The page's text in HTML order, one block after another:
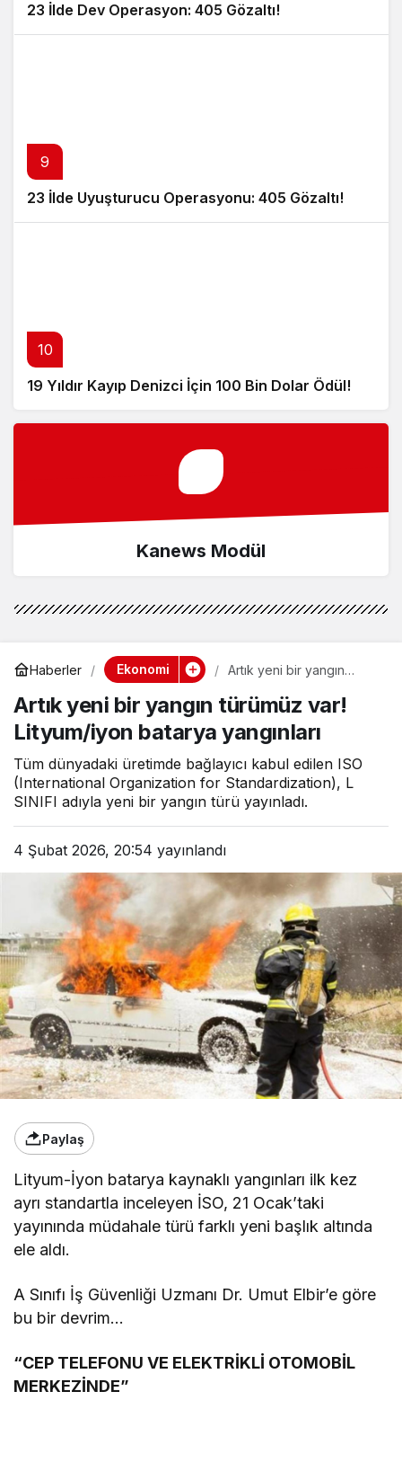
23 İlde Dev Operasyon: 405 Gözaltı!
9
23 İlde Uyuşturucu Operasyonu: 405 Gözaltı!
10
19 Yıldır Kayıp Denizci İçin 100 Bin Dolar Ödül!
Kanews Modül
Haberler Ekonomi
Artık yeni bir yangın
batarya yangınları
Artık yeni bir yangın türümüz var!
Lityum/iyon batarya yangınları
Tüm dünyadaki üretimde bağlayıcı kabul edilen ISO
(International Organization for Standardization), L
SINIFI adıyla yeni bir yangın türü yayınladı.
4 Şubat 2026, 20:54 yayınlandı
Paylaş
Lityum-İyon batarya kaynaklı yangınları ilk kez
ayrı standartla inceleyen İSO, 21 Ocak’taki
yayınında müdahale türü farklı yeni başlık altında
ele aldı.
A Sınıfı İş Güvenliği Uzmanı Dr. Umut Elbir’e göre
bu bir devrim…
“CEP TELEFONU VE ELEKTRİKLİ OTOMOBİL
MERKEZİNDE”